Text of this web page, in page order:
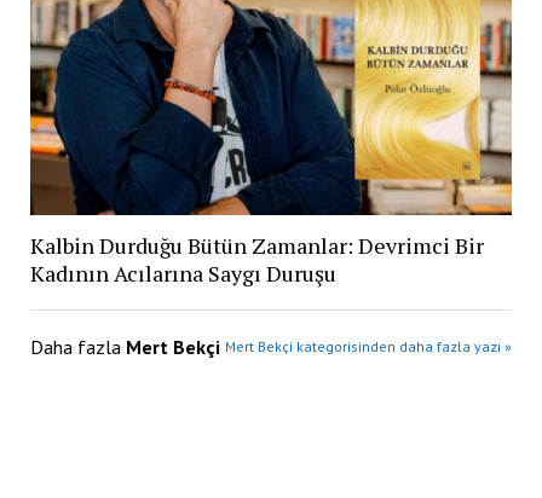
Kalbin Durduğu Bütün Zamanlar: Devrimci Bir
Kadının Acılarına Saygı Duruşu
Daha fazla Mert Bekçi Mert Bekçi kategorisinden daha fazla yazı »